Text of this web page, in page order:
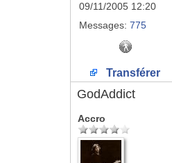
09/11/2005 12:20
Messages: 775
Transférer
GodAddict
Accro